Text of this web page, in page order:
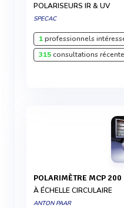
POLARISEURS IR & UV
SPECAC
1professionnels
315consultations
POLARIMÈTRE MCP 200
À ÉCHELLE CIRCULAIRE
ANTON PAAR